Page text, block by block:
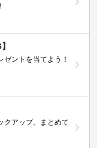
ントを当てよう！
クアップ。まとめて